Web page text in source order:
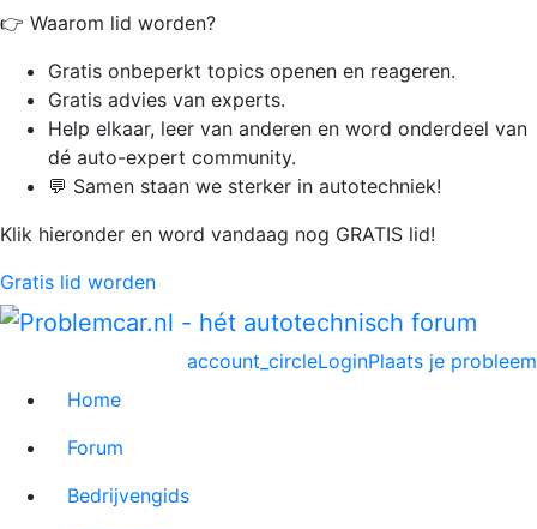
👉 Waarom lid worden?
Gratis onbeperkt topics openen en reageren.
Gratis advies van experts.
Help elkaar, leer van anderen en word onderdeel van
dé auto-expert community.
💬 Samen staan we sterker in autotechniek!
Klik hieronder en word vandaag nog GRATIS lid!
Gratis lid worden
Plaats je probleem
account_circleLogin
Home
Forum
Bedrijvengids